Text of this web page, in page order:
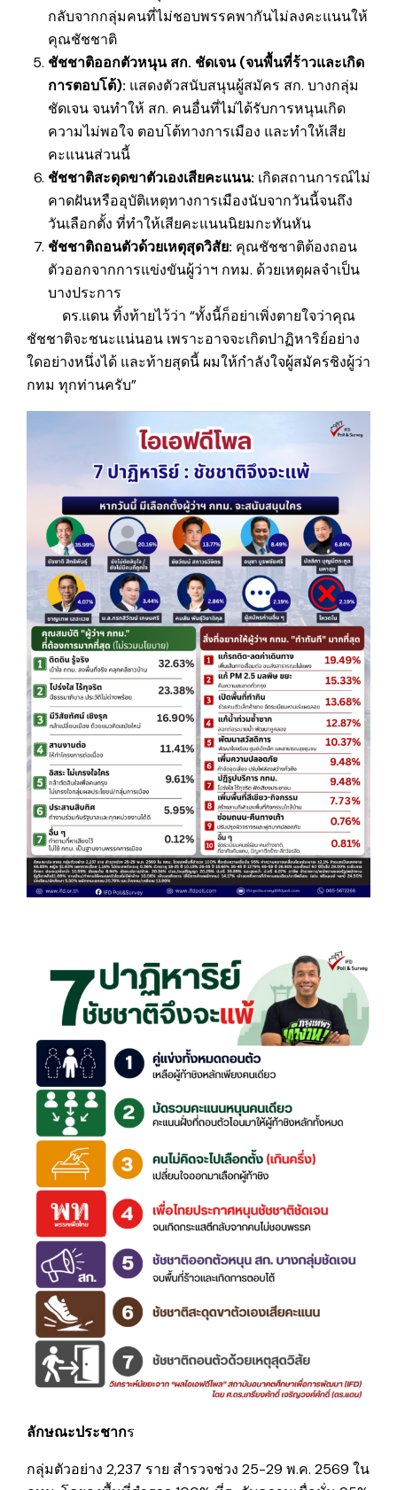
กลับจากกลุ่มคนที่ไม่ชอบพรรคพากันไม่ลงคะแนนให้
คุณชัชชาติ
ชัชชาติออกตัวหนุน สก. ชัดเจน (จนพื้นที่ร้าวและเกิด
การตอบโต้): แสดงตัวสนับสนุนผู้สมัคร สก. บางกลุ่ม
ชัดเจน จนทำให้ สก. คนอื่นที่ไม่ได้รับการหนุนเกิด
ความไม่พอใจ ตอบโต้ทางการเมือง และทำให้เสีย
คะแนนส่วนนี้
ชัชชาติสะดุดขาตัวเองเสียคะแนน: เกิดสถานการณ์ไม่
คาดฝันหรืออุบัติเหตุทางการเมืองนับจากวันนี้จนถึง
วัน‍เลือกตั้ง ที่ทำให้เสียคะแนนนิยมกะทันหัน
ชัชชาติถอนตัวด้วยเหตุสุดวิสัย: คุณชัชชาติต้องถอน
ตัวออกจากการแข่งขันผู้ว่าฯ กทม. ด้วยเหตุผลจำเป็น
บาง‍ประการ
ดร.แดน ทิ้งท้ายไว้ว่า “ทั้งนี้ก็อย่าเพิ่งตายใจว่าคุณ
ชัชชาติจะชนะแน่นอน เพราะอาจจะเกิดปาฏิหาริย์อย่าง
ใดอย่างหนึ่งได้ และท้ายสุดนี้ ผมให้กำลังใจผู้สมัครชิงผู้ว่า
กทม ทุกท่านครับ”
ลักษณะประชากร
กลุ่มตัวอย่าง 2,237 ราย สำรวจช่วง 25-29 พ.ค. 2569 ใน